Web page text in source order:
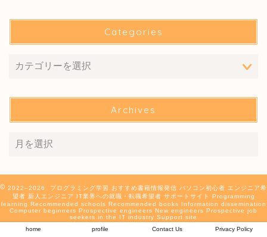
Categories
Archives
2022–2026 プログラミング学習 おすすめ書籍情報発信 パソコン初心者 エンジニア希
望者 新人エンジニア IT業界への就職・転職希望者 サポートサイト Programming
learning Recommended schools Recommended books Information dissemination
Computer beginners Prospective engineers New engineers Prospective job
seekers in the IT industry Support site
home
profile Contact Us Privacy Policy